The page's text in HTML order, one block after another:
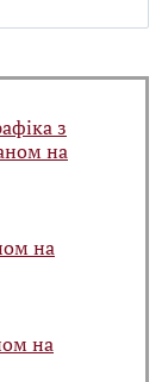
з
на
на
на